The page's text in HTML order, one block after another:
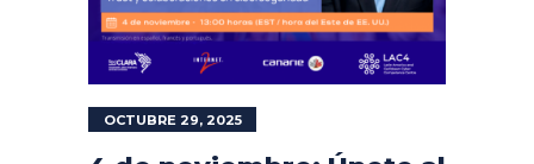
OCTUBRE 29, 2025